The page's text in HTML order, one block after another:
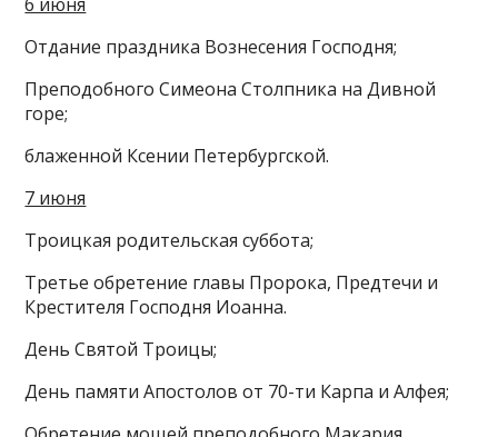
Отдание праздника Вознесения Господня;
Преподобного Симеона Столпника на Дивной
горе;
блаженной Ксении Петербургской.
7 июня
Троицкая родительская суббота;
Третье обретение главы Пророка, Предтечи и
Крестителя Господня Иоанна.
День Святой Троицы;
День памяти Апостолов от 70-ти Карпа и Алфея;